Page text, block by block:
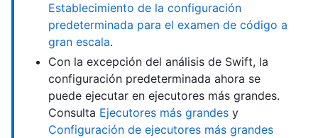
Establecimiento de la configuración
predeterminada para el examen de código a
gran escala.
Con la excepción del análisis de Swift, la
configuración predeterminada ahora se
puede ejecutar en ejecutores más grandes.
Consulta Ejecutores más grandes y
Configuración de ejecutores más grandes